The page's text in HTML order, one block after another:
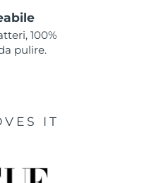
100%
pulire.
IT